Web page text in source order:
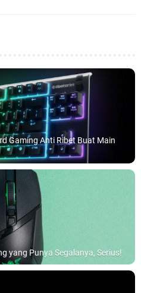
Gaming Anti Ribet Buat Main
yang Punya Segalanya, Serius!